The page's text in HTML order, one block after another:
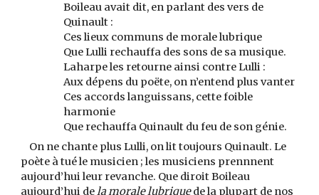
Boileau avait dit, en parlant des vers de
Quinault :
Ces lieux communs de morale lubrique
Que Lulli rechauffa des sons de sa musique.
Laharpe les retourne ainsi contre Lulli :
Aux dépens du poëte, on n’entend plus vanter
Ces accords languissans, cette foible
harmonie
Que rechauffa Quinault du feu de son génie.
On ne chante plus Lulli, on lit toujours Quinault. Le
poète à tué le musicien ; les musiciens prennnent
aujourd’hui leur revanche. Que diroit Boileau
aujourd’hui dela morale lubriquede la plupart de nos